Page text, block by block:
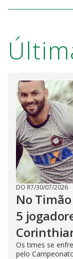
DO R7/30/07/2026
No
5
Os times se
pelo